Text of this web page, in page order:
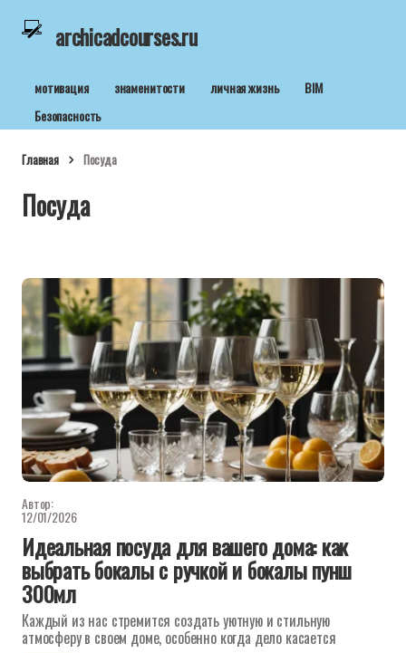
archicadcourses.ru
мотивация знаменитости личная жизнь
BIM
Безопасность
Главная Посуда
Посуда
Автор:
12/01/2026
Идеальная посуда для вашего дома: как
выбрать бокалы с ручкой и бокалы пунш
300мл
Каждый из нас стремится создать уютную и стильную
атмосферу в своем доме, особенно когда дело касается